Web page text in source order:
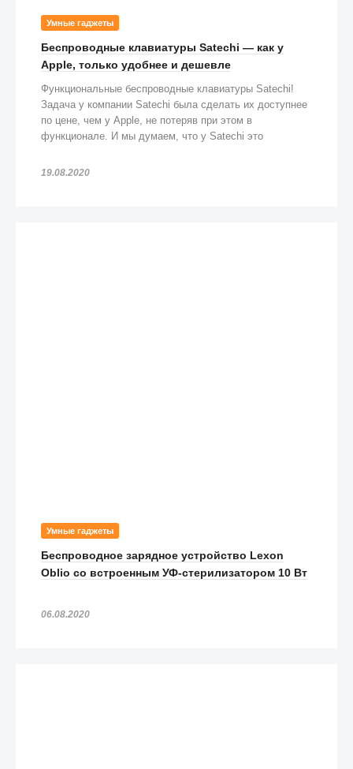
Умные гаджеты
Беспроводные клавиатуры Satechi — как у
Apple, только удобнее и дешевле
Функциональные беспроводные клавиатуры Satechi!
Задача у компании Satechi была сделать их доступнее
по цене, чем у Apple, не потеряв при этом в
функционале. И мы думаем, что у Satechi это
19.08.2020
Умные гаджеты
Беспроводное зарядное устройство Lexon
Oblio со встроенным УФ-стерилизатором 10 Вт
06.08.2020